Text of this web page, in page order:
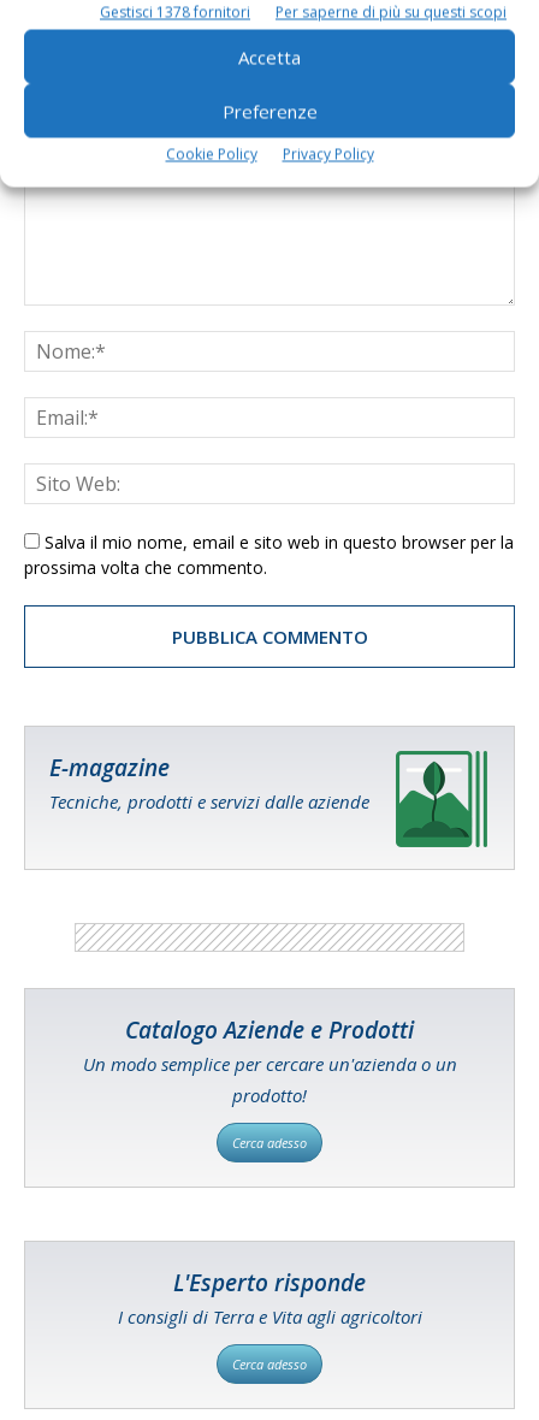
Gestisci 1378 fornitori Per saperne di più su questi scopi
Accetta
Preferenze
Cookie Policy Privacy Policy
LASCIA UN COMMENTO
Salva il mio nome, email e sito web in questo browser per la
prossima volta che commento.
E-magazine
Tecniche, prodotti e servizi dalle aziende
Catalogo Aziende e Prodotti
Un modo semplice per cercare un'azienda o un
prodotto!
Cerca adesso
L'Esperto risponde
I consigli di Terra e Vita agli agricoltori
Cerca adesso